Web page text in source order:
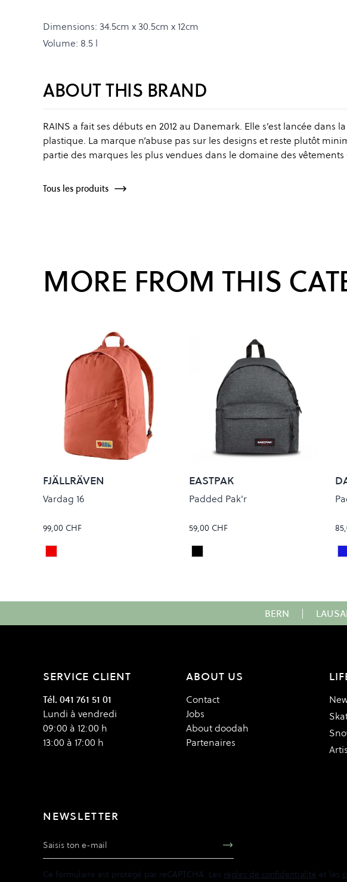
Dimensions: 34.5cm x 30.5cm x 12cm
Volume: 8.5 l
ABOUT THIS BRAND
RAINS a fait ses débuts en 2012 au Danemark. Elle s’est lancée
plastique. La marque n’abuse pas sur les designs et reste plutôt
partie des marques les plus vendues dans le domaine des
Tous les produits
MORE FROM THIS
FJÄLLRÄVEN
Vardag 16
99,00 CHF
Colour
Dahlia
EASTPAK
Padded Pak'r
59,00 CHF
Colour
Black Denim
BERN |
SERVICE CLIENT
Tél. 041 761 51 01
Lundi à vendredi
09:00 à 12:00 h
13:00 à 17:00 h
ABOUT US
Contact
Jobs
About doodah
Partenaires
NEWSLETTER
Adresse e-mail
Ce formulaire est protégé par reCAPTCHA. Les règles de confidentialité et les